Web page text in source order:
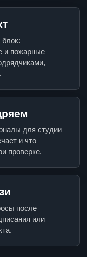
блок:
и пожарные
для студии
и что
проверке.
после
или